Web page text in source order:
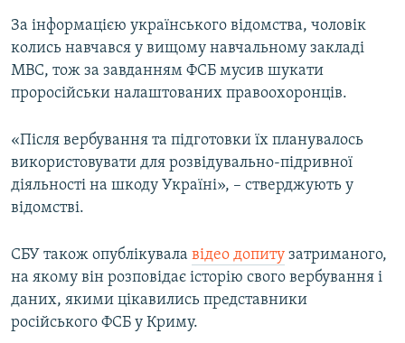
Усі сайти RFE/RL
За інформацією українського відомства, чоловік
колись навчався у вищому навчальному закладі
МВС, тож за завданням ФСБ мусив шукати
проросійськи налаштованих правоохоронців.
«Після вербування та підготовки їх планувалось
використовувати для розвідувально-підривної
діяльності на шкоду Україні», – стверджують у
відомстві.
СБУ також опублікувала відео допиту затриманого,
на якому він розповідає історію свого вербування і
даних, якими цікавились представники
російського ФСБ у Криму.